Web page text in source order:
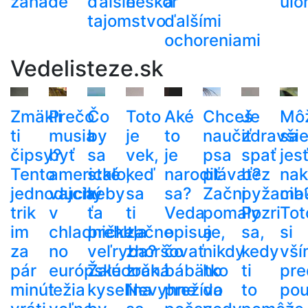
tajomstvoďalšími
ochoreniami
Vedelisteze.sk
Zmäkli
ti
čipsy?
Tento
jednoduchý
trik
im
za
pár
minút
Prečo
musia
byť
americké
vajcia
v
chladničke,
no
európske
ležia
Čo
by
sa
stalo,
keby
ťa
prehltla
veľryba?
Žalúdočná
kyselina
Toto
je
vek,
keď
sa
ti
začne
zhoršovať
zrak.
Nevyhne
Aké
to
je
narodiť
sa?
Veda
opisuje,
čo
bábätko
prežíva
Chceš
naučiť
psa
plávať?
Začni
pomaly
a
nikdy
ho
do
Je
zdravšie
spať
bez
Pozri
sa,
kedy
ti
to
sa
jesť
si